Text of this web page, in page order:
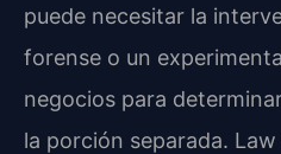
puede necesitar la
forense o un
negocios para
la porción separada. Law